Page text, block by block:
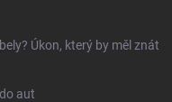
Úkon, který by měl znát
aut